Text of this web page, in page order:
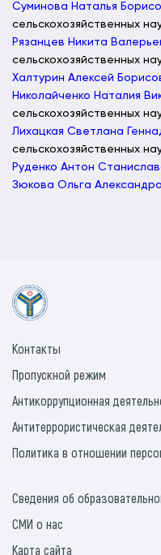
Суминова Наталья
сельскохозяйственных
Рязанцев Никита
сельскохозяйственных
Халтурин Алексей
Николайченко Наталия
сельскохозяйственных
Лихацкая Светлана
сельскохозяйственных
Руденко Антон
Зюкова Ольга
Контакты
Пропускной режим
Антикоррупционная
Антитеррористическая
Политика в отношении
Сведения об
СМИ о нас
Карта сайта